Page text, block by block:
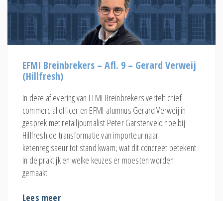
EFMI Breinbrekers – Afl. 9 – Gerard Verweij
(Hillfresh)
In deze aflevering van EFMI Breinbrekers vertelt chief
commercial officer en EFMI-alumnus Gerard Verweij in
gesprek met retailjournalist Peter Garstenveld hoe bij
Hillfresh de transformatie van importeur naar
ketenregisseur tot stand kwam, wat dit concreet betekent
in de praktijk en welke keuzes er moesten worden
gemaakt.
Lees meer